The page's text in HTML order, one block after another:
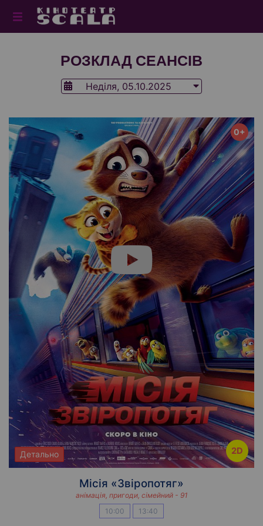
РОЗКЛАД СЕАНСІВ
Неділя, 05.10.2025
2D
0+
Детально
Місія «Звіропотяг»
анімація, пригоди, сімейний - 91
10:00
13:40